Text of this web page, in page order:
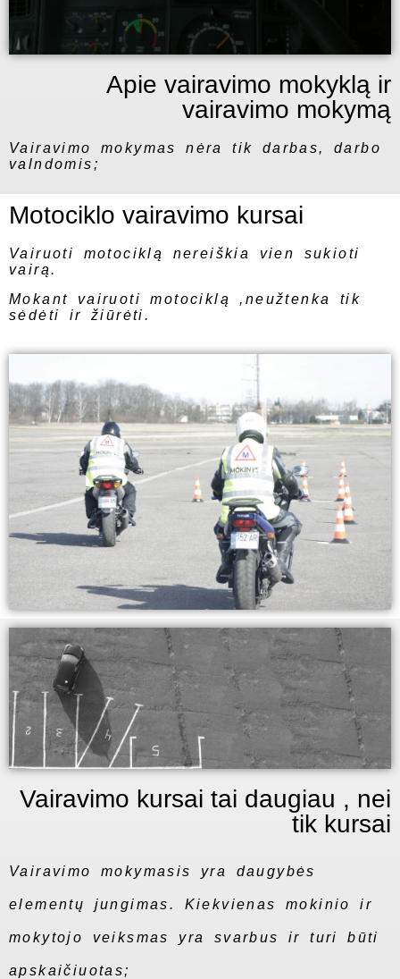
Apie vairavimo mokyklą ir
vairavimo mokymą
Vairavimo mokymas nėra tik darbas, darbo
valndomis;
Motociklo vairavimo kursai
Vairuoti motociklą nereiškia vien sukioti
vairą.
Mokant vairuoti motociklą ,neužtenka tik
sėdėti ir žiūrėti.
Vairavimo kursai tai daugiau , nei
tik kursai
Vairavimo mokymasis yra daugybės
elementų jungimas. Kiekvienas mokinio ir
mokytojo veiksmas yra svarbus ir turi būti
apskaičiuotas;